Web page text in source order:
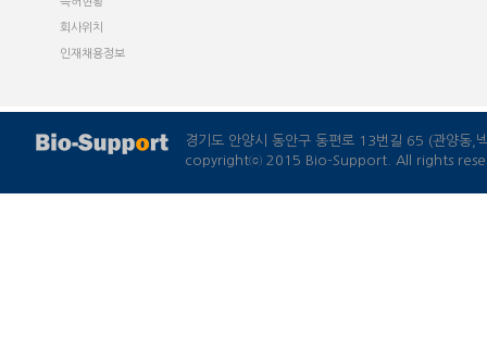
경기도 안양시 동안구 동편로 13번길 65 (관양동,
copyrightⓒ 2015 Bio-Support. All rights